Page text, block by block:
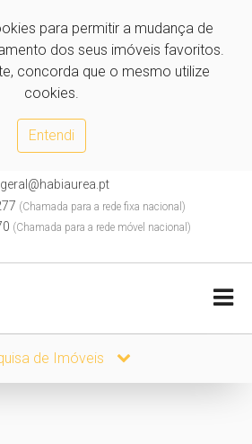
para permitir a mudança de
dos seus imóveis favoritos.
concorda que o mesmo utilize
cookies.
Entendi
geral@habiaurea.pt
(Chamada para a rede fixa nacional)
(Chamada para a rede móvel nacional)
de Imóveis